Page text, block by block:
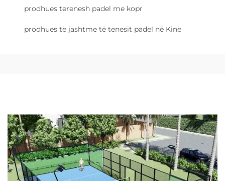
prodhues terenesh padel me kopr
prodhues të jashtme të tenesit padel në Kinë